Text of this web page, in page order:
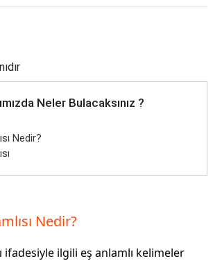
Neler Bulacaksınız ?
Nedir?
Nedir?
ifadesiyle ilgili eş anlamlı kelimeler